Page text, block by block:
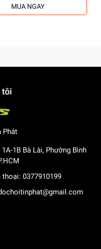
MUA NGAY
tôi
Phát
1A-1B Bà Lài, Phường Bình
thoại: 0377910199